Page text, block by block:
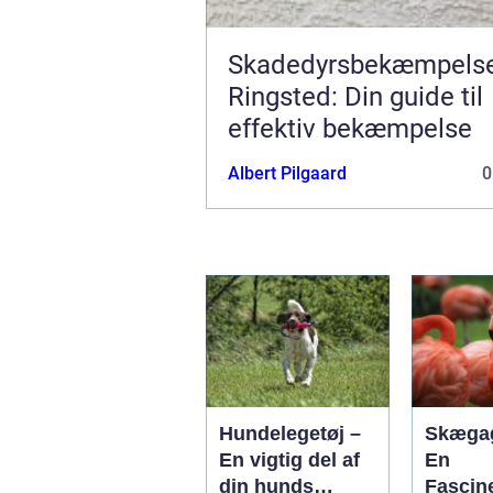
Ringsted: Din guide til
effektiv bekæmpelse
Albert Pilgaard
Hundelegetøj –
En vigtig del af
din hunds
En